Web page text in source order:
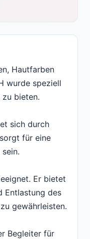
Hautfarben
wurde speziell
bieten.
sich durch
für eine
Er bietet
Entlastung des
gewährleisten.
Begleiter für